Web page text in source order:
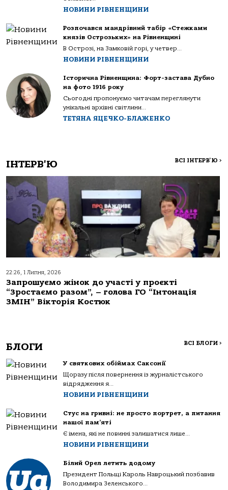
НОВИНИ РІВНЕНЩИНИ
Розпочався мандрівний табір «Стежками
князів Острозьких» на Рівненщині
В Острозі, на Замковій горі, у четвер...
НОВИНИ РІВНЕНЩИНИ
Історична Рівненщина: Форт-застава Дубно
на фото 1916 року
Сьогодні пропонуємо читачам переглянути
унікальні архівні світлини...
ТЕТЯНА ЯЦЕЧКО-БЛАЖЕНКО
ІНТЕРВ'Ю ВСІ ІНТЕРВ'Ю >
22:26, 1 Липня, 2026
Запрошуємо жінок до участі у проєкті
“Зростаємо разом”, – голова ГО “Інтонація
ЗМІН” Вікторія Костюк
БЛОГИ ВСІ БЛОГИ >
У святкових обіймах Саксонії
Щоразу після повернення із журналістського
відрядження я...
НОВИНИ РІВНЕНЩИНИ
Стус на гривні: не просто портрет, а питання
нашої пам’яті
Є імена, які не повинні залишатися лише...
НОВИНИ РІВНЕНЩИНИ
Білий Орел летить додому
Президент Польщі Кароль Навроцький позбавив
Володимира Зеленського...